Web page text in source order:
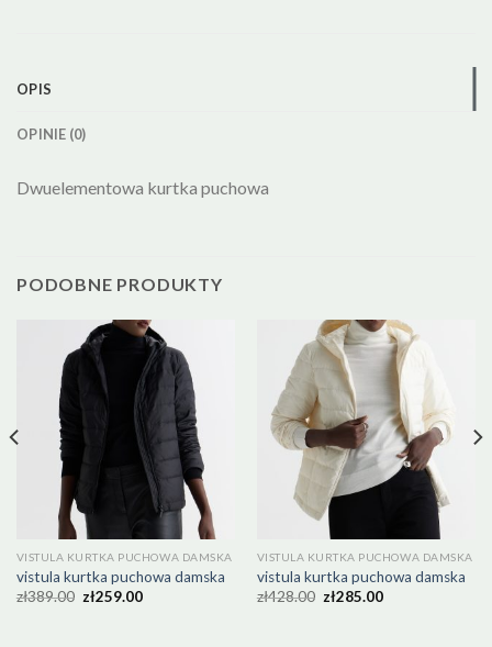
OPIS
OPINIE (0)
Dwuelementowa kurtka puchowa
PODOBNE PRODUKTY
VISTULA KURTKA PUCHOWA DAMSKA
vistula kurtka puchowa damska
zł389.00 zł259.00
VISTULA KURTKA PUCHOWA DAMSKA
vistula kurtka puchowa damska
zł428.00 zł285.00